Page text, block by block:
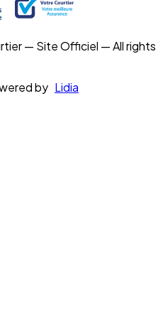
— Site Officiel — All rights
by Lidia